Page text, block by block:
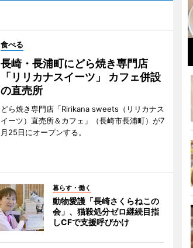
食べる
長崎・長浦町にどら焼き専門店
「リリカナスイーツ」 カフェ併設
の直売所
どら焼き専門店「Ririkana sweets（リリカナス
イーツ）直売所＆カフェ」（長崎市長浦町）が7
月25日にオープンする。
暮らす・働く
動物愛護「長崎さくらねこの
会」、猫殺処分ゼロ継続目指
しCFで支援呼びかけ